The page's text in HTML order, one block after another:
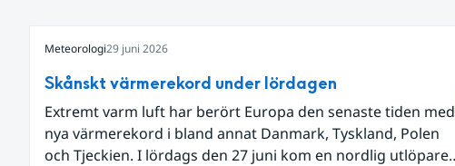
Meteorologi29 juni 2026
Skånskt värmerekord under lördagen
Extremt varm luft har berört Europa den senaste tiden med
nya värmerekord i bland annat Danmark, Tyskland, Polen
och Tjeckien. I lördags den 27 juni kom en nordlig utlöpare